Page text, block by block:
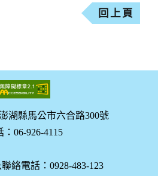
回上頁
湖縣馬公市六合路300號
：06-926-4115
絡電話：0928-483-123